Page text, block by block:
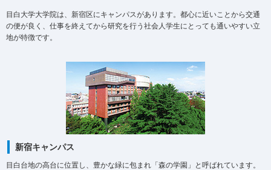
目白大学大学院は、新宿区にキャンパスがあります。都心に近いことから交通
の便が良く、仕事を終えてから研究を行う社会人学生にとっても通いやすい立
地が特徴です。
新宿キャンパス
目白台地の高台に位置し、豊かな緑に包まれ「森の学園」と呼ばれています。